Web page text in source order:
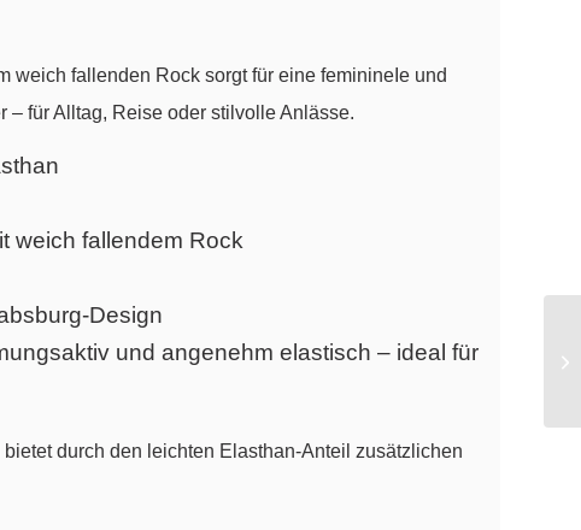
weich fallenden Rock sorgt für eine feminineIe und
für Alltag, Reise oder stilvolle Anlässe.
weich fallendem Rock
Design
und angenehm elastisch – ideal für
durch den leichten Elasthan-Anteil zusätzlichen